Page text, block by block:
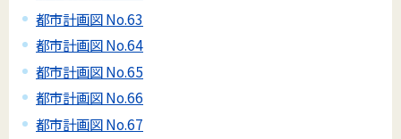
都市計画図 No.63
都市計画図 No.64
都市計画図 No.65
都市計画図 No.66
都市計画図 No.67